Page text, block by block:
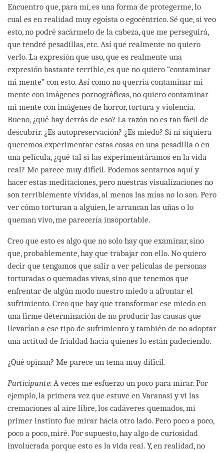
Encuentro que, para mí, es una forma de protegerme, lo
cual es en realidad muy egoísta o egocéntrico. Sé que, si veo
esto, no podré sacármelo de la cabeza, que me perseguirá,
que tendré pesadillas, etc. Así que realmente no quiero
verlo. La expresión que uso, que es realmente una
expresión bastante terrible, es que no quiero “contaminar
mi mente” con esto. Así como no querría contaminar mi
mente con imágenes pornográficas, no quiero contaminar
mi mente con imágenes de horror, tortura y violencia.
Bueno, ¿qué hay detrás de eso? La razón no es tan fácil de
descubrir. ¿Es autopreservación? ¿Es miedo? Si ni siquiera
queremos experimentar estas cosas en una pesadilla o en
una película, ¿qué tal si las experimentáramos en la vida
real? Me parece muy difícil. Podemos sentarnos aquí y
hacer estas meditaciones, pero nuestras visualizaciones no
son terriblemente vívidas, al menos las mías no lo son. Pero
ver cómo torturan a alguien, le arrancan las uñas o lo
queman vivo, me parecería insoportable.
Creo que esto es algo que no solo hay que examinar, sino
que, probablemente, hay que trabajar con ello. No quiero
decir que tengamos que salir a ver películas de personas
torturadas o quemadas vivas, sino que tenemos que
enfrentar de algún modo nuestro miedo a afrontar el
sufrimiento. Creo que hay que transformar ese miedo en
una firme determinación de no producir las causas que
llevarían a ese tipo de sufrimiento y también de no adoptar
una actitud de frialdad hacia quienes lo están padeciendo.
¿Qué opinan? Me parece un tema muy difícil.
Participante: A veces me esfuerzo un poco para mirar. Por
ejemplo, la primera vez que estuve en Varanasi y vi las
cremaciones al aire libre, los cadáveres quemados, mi
primer instinto fue mirar hacia otro lado. Pero poco a poco,
poco a poco, miré. Por supuesto, hay algo de curiosidad
involucrada porque esto es la vida real. Y, en realidad, no